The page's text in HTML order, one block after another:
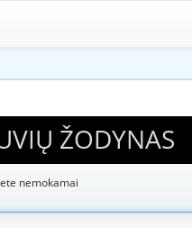
ŽODYNAS
nemokamai